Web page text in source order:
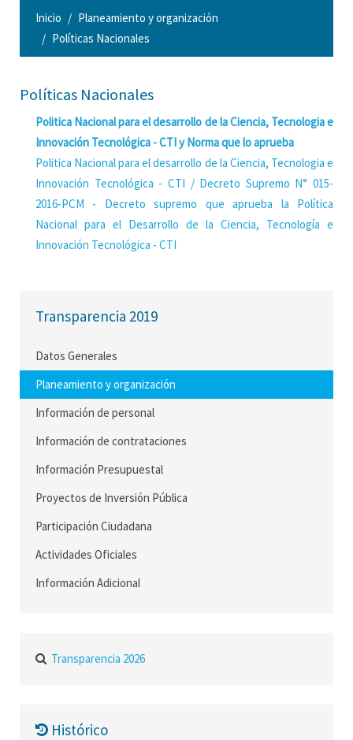
Inicio
Planeamiento y organización
Políticas Nacionales
Políticas Nacionales
Politica Nacional para el desarrollo de la Ciencia, Tecnologia e
Innovación Tecnológica - CTI y Norma que lo aprueba
Politica Nacional para el desarrollo de la Ciencia, Tecnologia e
Innovación Tecnológica - CTI / Decreto Supremo N° 015-
2016-PCM - Decreto supremo que aprueba la Política
Nacional para el Desarrollo de la Ciencia, Tecnología e
Innovación Tecnológica - CTI
Transparencia 2019
Datos Generales
Planeamiento y organización
Información de personal
Información de contrataciones
Información Presupuestal
Proyectos de Inversión Pública
Participación Ciudadana
Actividades Oficiales
Información Adicional
Transparencia 2026
Histórico